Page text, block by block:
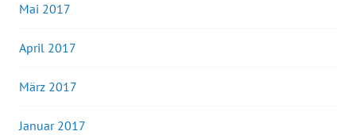
Mai 2017
April 2017
März 2017
Januar 2017